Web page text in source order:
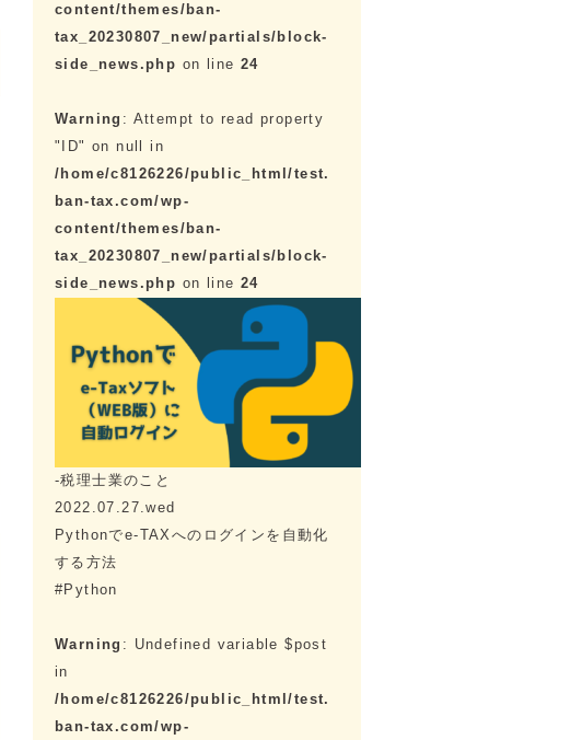
content/themes/ban-
tax_20230807_new/partials/block-
side_news.php on line 24
Warning : Attempt to read property
"ID" on null in
/home/c8126226/public_html/test.
ban-tax.com/wp-
content/themes/ban-
tax_20230807_new/partials/block-
side_news.php on line 24
-税理士業のこと
2022.07.27.wed
Pythonでe-TAXへのログインを自動化
する方法
#Python
Warning : Undefined variable $post
in
/home/c8126226/public_html/test.
ban-tax.com/wp-